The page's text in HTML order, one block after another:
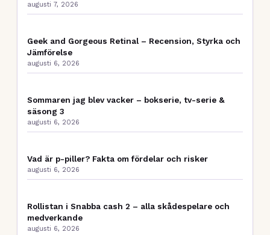
augusti 7, 2026
Geek and Gorgeous Retinal – Recension, Styrka och
Jämförelse
augusti 6, 2026
Sommaren jag blev vacker – bokserie, tv-serie &
säsong 3
augusti 6, 2026
Vad är p-piller? Fakta om fördelar och risker
augusti 6, 2026
Rollistan i Snabba cash 2 – alla skådespelare och
medverkande
augusti 6, 2026